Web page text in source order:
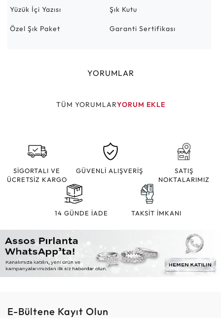
Yüzük İçi Yazısı Şık Kutu
Özel Şık Paket Garanti Sertifikası
YORUMLAR
TÜM YORUMLARYORUM EKLE
SİGORTALI VE
ÜCRETSİZ KARGO
GÜVENLİ ALIŞVERİŞ
SATIŞ
NOKTALARIMIZ
14 GÜNDE İADE TAKSİT İMKANI
E-Bültene Kayıt Olun